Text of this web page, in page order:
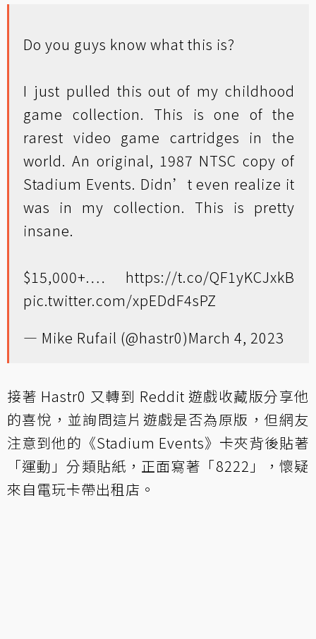
Do you guys know what this is?
I just pulled this out of my childhood
game collection. This is one of the
rarest video game cartridges in the
world. An original, 1987 NTSC copy of
Stadium Events. Didn’t even realize it
was in my collection. This is pretty
insane.
$15,000+.… https://t.co/QF1yKCJxkB
pic.twitter.com/xpEDdF4sPZ
— Mike Rufail (@hastr0)March 4, 2023
接著 Hastr0 又轉到 Reddit 遊戲收藏版分享他
的喜悅，並詢問這片遊戲是否為原版，但網友
注意到他的《Stadium Events》卡夾背後貼著
「運動」分類貼紙，正面寫著「8222」，懷疑
來自電玩卡帶出租店。